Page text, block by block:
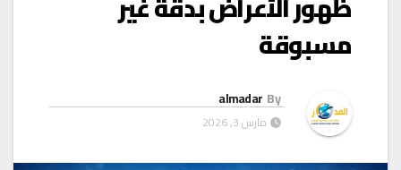
مسبوقة
By
almadar
مارس 3, 2026